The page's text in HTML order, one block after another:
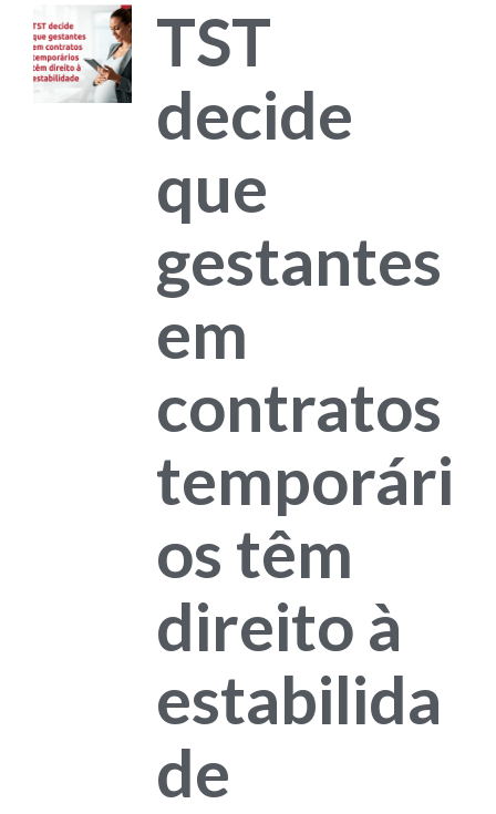
TST
decide
que
gestantes
em
contratos
temporári
os têm
direito à
estabilida
de